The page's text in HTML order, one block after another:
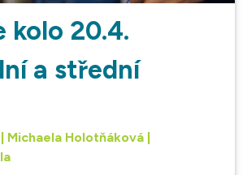
kolo 20.4.
a střední
Michaela Holotňáková |